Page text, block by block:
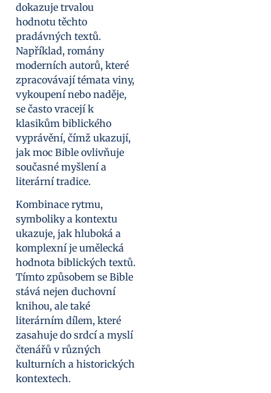
dokazuje trvalou
hodnotu těchto
pradávných textů.
Například, romány
moderních autorů, které
zpracovávají témata viny,
vykoupení nebo naděje,
se často vracejí k
klasikům biblického
vyprávění, čímž ukazují,
jak moc Bible ovlivňuje
současné myšlení a
literární tradice.
Kombinace rytmu,
symboliky a kontextu
ukazuje, jak hluboká a
komplexní je umělecká
hodnota biblických textů.
Tímto způsobem se Bible
stává nejen duchovní
knihou, ale také
literárním dílem, které
zasahuje do srdcí a myslí
čtenářů v různých
kulturních a historických
kontextech.